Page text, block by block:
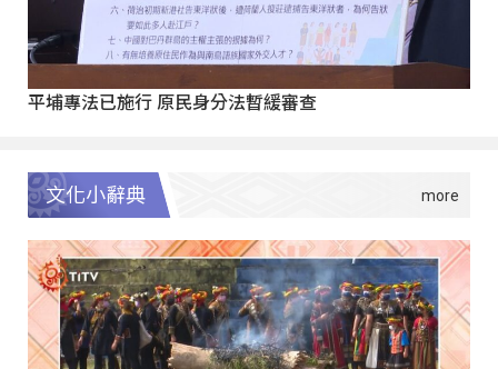
平埔專法已施行 原民身分法暫緩審查
文化小辭典